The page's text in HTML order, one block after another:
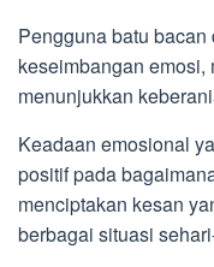
Pengguna batu
keseimbangan emosi,
menunjukkan
Keadaan emosional
positif pada
menciptakan kesan
berbagai situasi